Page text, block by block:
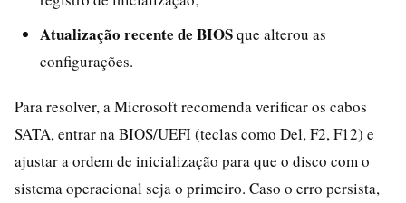
Atualização recente de BIOSque alterou as
configurações.
Para resolver, a Microsoft recomenda verificar os cabos
SATA, entrar na BIOS/UEFI (teclas como Del, F2, F12) e
ajustar a ordem de inicialização para que o disco com o
sistema operacional seja o primeiro. Caso o erro persista,